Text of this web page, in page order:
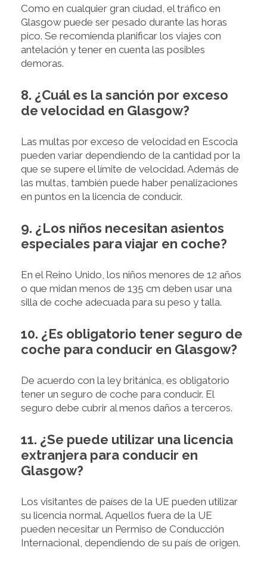
Como en cualquier gran ciudad, el tráfico en
Glasgow puede ser pesado durante las horas
pico. Se recomienda planificar los viajes con
antelación y tener en cuenta las posibles
demoras.
8. ¿Cuál es la sanción por exceso
de velocidad en Glasgow?
Las multas por exceso de velocidad en Escocia
pueden variar dependiendo de la cantidad por la
que se supere el límite de velocidad. Además de
las multas, también puede haber penalizaciones
en puntos en la licencia de conducir.
9. ¿Los niños necesitan asientos
especiales para viajar en coche?
En el Reino Unido, los niños menores de 12 años
o que midan menos de 135 cm deben usar una
silla de coche adecuada para su peso y talla.
10. ¿Es obligatorio tener seguro de
coche para conducir en Glasgow?
De acuerdo con la ley británica, es obligatorio
tener un seguro de coche para conducir. El
seguro debe cubrir al menos daños a terceros.
11. ¿Se puede utilizar una licencia
extranjera para conducir en
Glasgow?
Los visitantes de países de la UE pueden utilizar
su licencia normal. Aquellos fuera de la UE
pueden necesitar un Permiso de Conducción
Internacional, dependiendo de su país de origen.